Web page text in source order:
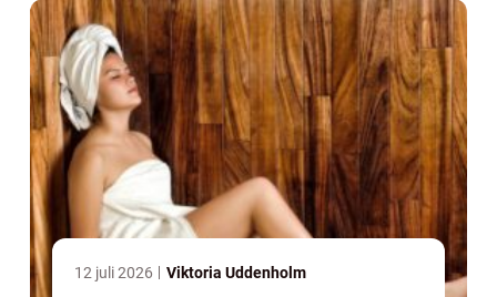
12 juli 2026 Viktoria Uddenholm